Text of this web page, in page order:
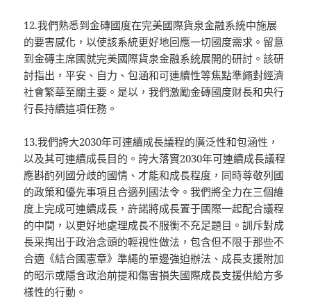
12.我們熟悉到金磚國度在完美國際貨泉金融系統中施展
的要害感化，以使該系統更好地回應一切國度需求。留意
到金磚主席國就完美國際貨泉金融系統展開的研討。該研
討指出，平安、自力、包涵和可連續性等焦點準繩對經濟
社會繁華至關主要。是以，我們激勵金磚國度財長和央行
行長持續這項任務。
13.我們誇大2030年可連續成長議程的廣泛性和包涵性，
以及其可連續成長目的。誇大落實2030年可連續成長議程
應斟酌列國分歧的國情、才能和成長程度，同時尊敬列國
的政策和優先事項且合適列國法令。我們將全力在三個維
度上完成可連續成長，許諾將成長置于國際一起配合議程
的中間，以更好地處理成長不服衡不充足題目。訓斥對成
長采掏出于政治念頭的輕視性做法，包含但不限于那些不
合適《結合國憲章》準繩的單邊強迫辦法、成長支援附加
的昭示或隱含政治前提和傷害損失國際成長支援供給方多
樣性的行動。